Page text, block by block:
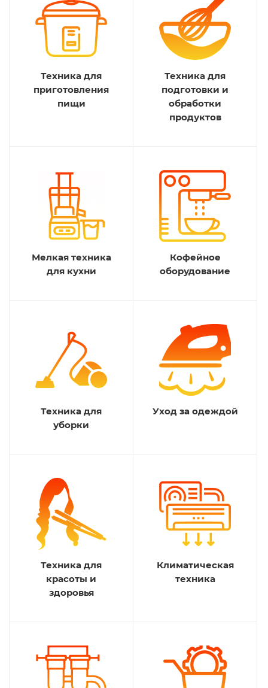
Техника для
приготовления
пищи
Техника для
подготовки и
обработки
продуктов
Мелкая техника
для кухни
Кофейное
оборудование
Техника для
уборки
Уход за одеждой
Техника для
красоты и
здоровья
Климатическая
техника